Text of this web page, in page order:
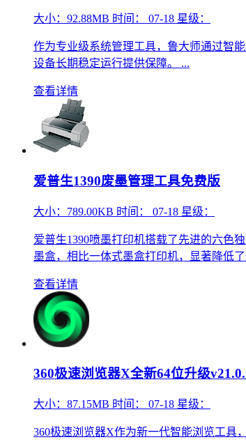
大小： 92.88MB 时间： 07-18 星级：
作为专业级系统管理工具，鲁大师通过智
设备长期稳定运行提供保障。 ...
查看详情
爱普生1390废墨管理工具免费版
大小： 789.00KB 时间： 07-18 星级：
爱普生1390喷墨打印机搭载了先进的六色
墨盒，相比一体式墨盒打印机，显著降低
查看详情
360极速浏览器X全新64位升级
大小： 87.15MB 时间： 07-18 星级：
360极速浏览器X作为新一代智能浏览工具